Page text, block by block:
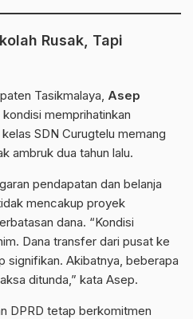
Rusak, Tapi
Tasikmalaya, Asep
memprihatinkan
SDN Curugtelu memang
ambruk dua tahun lalu.
pendapatan dan belanja
mencakup proyek
dana. “Kondisi
Dana transfer dari pusat ke
signifikan. Akibatnya, beberapa
ditunda,” kata Asep.
DPRD tetap berkomitmen